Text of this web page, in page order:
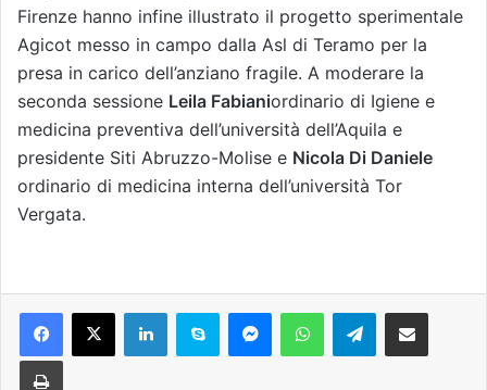
Firenze hanno infine illustrato il progetto sperimentale
Agicot messo in campo dalla Asl di Teramo per la
presa in carico dell’anziano fragile. A moderare la
seconda sessione Leila Fabianiordinario di Igiene e
medicina preventiva dell’università dell’Aquila e
presidente Siti Abruzzo-Molise e Nicola Di Daniele
ordinario di medicina interna dell’università Tor
Vergata.
Telegram